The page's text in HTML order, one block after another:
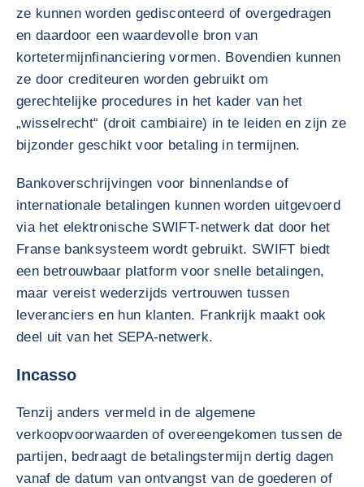
ze kunnen worden gedisconteerd of overgedragen
en daardoor een waardevolle bron van
kortetermijnfinanciering vormen. Bovendien kunnen
ze door crediteuren worden gebruikt om
gerechtelijke procedures in het kader van het
„wisselrecht“ (droit cambiaire) in te leiden en zijn ze
bijzonder geschikt voor betaling in termijnen.
Bankoverschrijvingen voor binnenlandse of
internationale betalingen kunnen worden uitgevoerd
via het elektronische SWIFT-netwerk dat door het
Franse banksysteem wordt gebruikt. SWIFT biedt
een betrouwbaar platform voor snelle betalingen,
maar vereist wederzijds vertrouwen tussen
leveranciers en hun klanten. Frankrijk maakt ook
deel uit van het SEPA-netwerk.
Incasso
Tenzij anders vermeld in de algemene
verkoopvoorwaarden of overeengekomen tussen de
partijen, bedraagt de betalingstermijn dertig dagen
vanaf de datum van ontvangst van de goederen of